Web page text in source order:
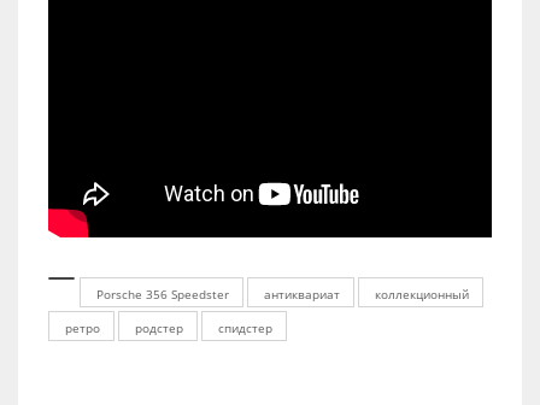
Porsche 356 Speedster антиквариат
коллекционный
ретро
родстер спидстер